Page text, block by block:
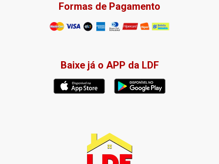
Formas de Pagamento
Baixe já o APP da LDF